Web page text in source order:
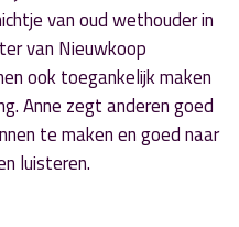
van oud wethouder in
van Nieuwkoop
ook toegankelijk maken
Anne zegt anderen goed
te maken en goed naar
luisteren.